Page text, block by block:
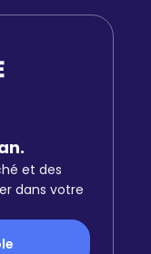
et des
dans votre